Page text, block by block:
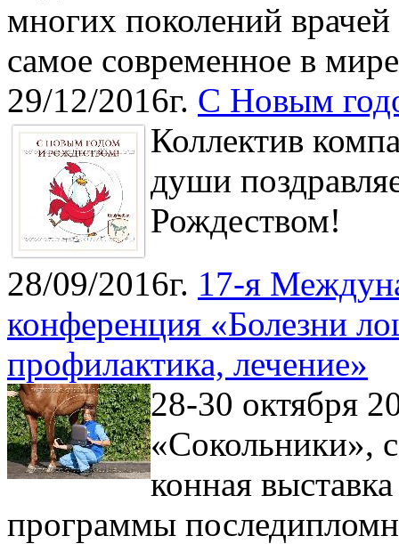
многих поколений
самое современное в
29/12/2016г. С Новым
Коллектив
души
Рождеством!
28/09/2016г. 17-я
конференция «Болезни
профилактика, лечение»
28-30 октября
«Сокольники»,
конная
программы